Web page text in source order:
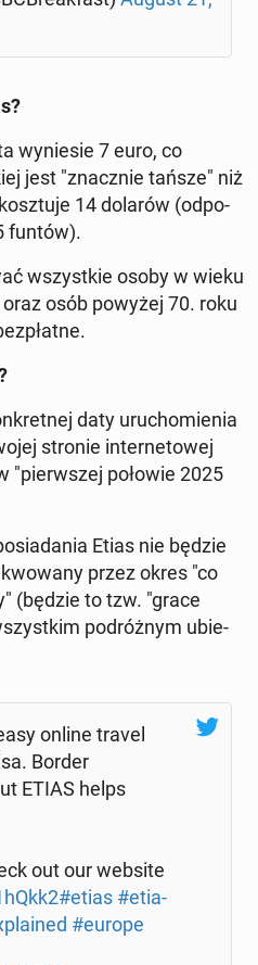
wy­nie­sie 7 euro, co
jest "znacz­nie tańsze" niż
14 dolarów (od­po­
funtów).
wszyst­kie osoby w wieku
osób powyżej 70. roku
daty uru­cho­mie­nia
stronie in­ter­ne­to­wej
"pierw­szej połowie 2025
Etias nie będzie
przez okres "co
(będzie to tzw. "grace
po­dróż­nym ubie­
online travel
Border
ETIAS helps
out our website
#etias #etia­
#europe